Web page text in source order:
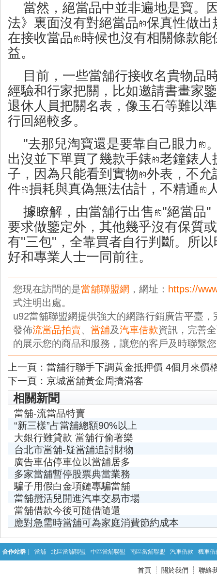
當然，絕當品中並非遍地是寶。
法》裏面沒有對絕當品
保真性做出
在接收當品
時候也沒有相關條款能
益。
目前，一些當舖行接收名貴物品
經驗和行家把關，比如邀請書畫家
退休人員把關名表，像玉石等難以
行回絕較多。
"去那兒淘寶還是要靠自己眼力
出沒並下單買了幾款手錶 老鐘錶人
子，因為只能看到實物
外表，不允
件 損耗與真偽無法估計，不精通
據瞭解，由當舖行出售
"絕當品"
要求做鑒定外，其他幾乎沒有保質
有"三包"，全靠買者自行判斷。所以
好和專業人士一同前往。
您現在訪問的是當舖聯盟網 ，網址： https://
式注明出處。
u92當舖聯盟網提供強大的網路行銷廣告平臺
發佈流當品拍賣、 當舖及汽車借款資訊，完善
的展示您的商品和服務，讓您的客戶及時聯繫
上一頁： 當舖行聯手下調黃金抵押價 4個月來價
下一頁： 京城當舖黃金周擠滿客
相關新聞
當舖-流當品特賣
“新三樣”占當舖總額90%以上
大銀行難貸款 當舖行偷著樂
台北市當舖-疑當舖追討財物
廣告車佔停車位以當舖居多
多家當舖暫停股票典當業務
騙子用假白金項鏈專騙當舖
當舖攬活兒開進汽車交易市場
當舖借款今後可隨借隨還
應對急需時當舖可為家庭消費節約成本
合作站群 當舖 北區當舖聯盟 中區當舖聯盟 南區當舖聯盟 汽車借款 機車借
首頁 關於我們 聯絡